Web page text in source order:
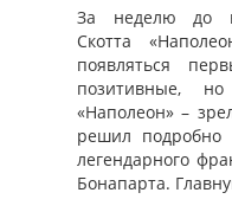
За неделю до
Скотта
появляться
позитивные,
«Наполеон» –
решил подробно
легендарного
Бонапарта.